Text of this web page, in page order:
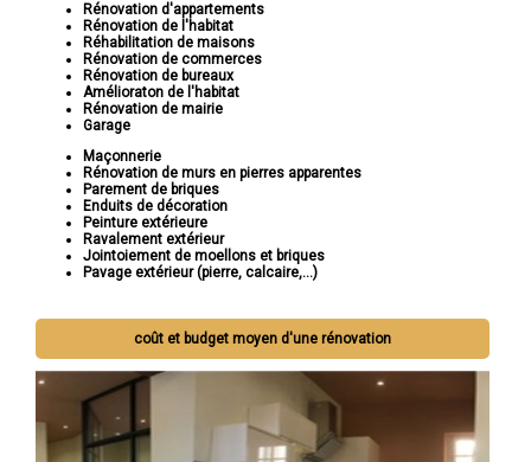
Rénovation d'appartements
Rénovation de l'habitat
Réhabilitation de maisons
Rénovation de commerces
Rénovation de bureaux
Amélioraton de l'habitat
Rénovation de mairie
Garage
Maçonnerie
Rénovation de murs en pierres apparentes
Parement de briques
Enduits de décoration
Peinture extérieure
Ravalement extérieur
Jointoiement de moellons et briques
Pavage extérieur (pierre, calcaire,...)
coût et budget moyen d'une rénovation